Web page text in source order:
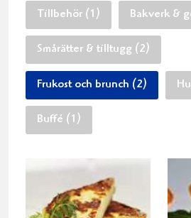
Tillbehör (1) Bakverk &
Smårätter & tilltugg (2)
Frukost och brunch (2)
Buffé (1)